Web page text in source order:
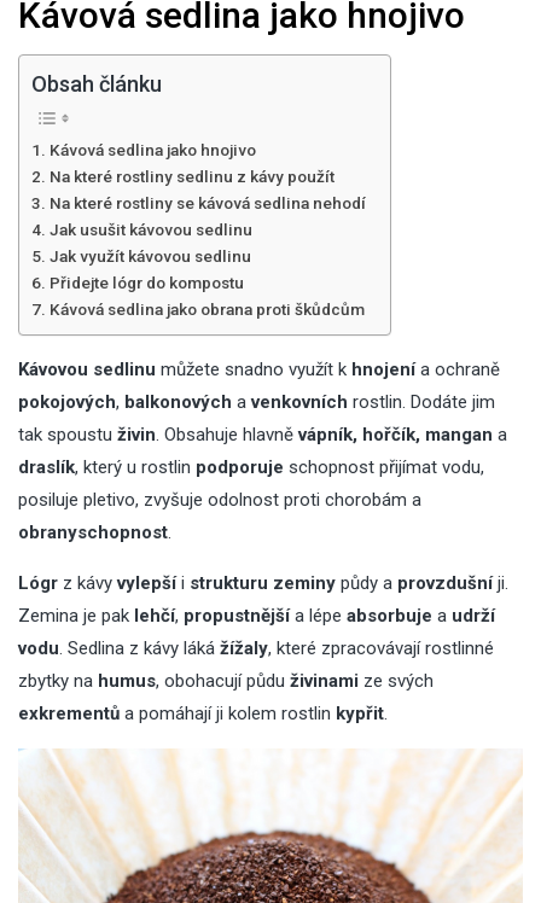
Kávová sedlina jako hnojivo
Obsah článku
Kávová sedlina jako hnojivo
Na které rostliny sedlinu z kávy použít
Na které rostliny se kávová sedlina nehodí
Jak usušit kávovou sedlinu
Jak využít kávovou sedlinu
Přidejte lógr do kompostu
Kávová sedlina jako obrana proti škůdcům
Kávovou sedlinu můžete snadno využít k hnojenía ochraně
pokojových, balkonových avenkovních rostlin. Dodáte jim
tak spoustu živin. Obsahuje hlavněvápník, hořčík, mangan a
draslík, který u rostlin podporuje schopnost přijímat vodu,
posiluje pletivo, zvyšuje odolnost proti chorobám a
obranyschopnost.
Lógr z kávyvylepšíi strukturu zeminy půdy a provzdušníji.
Zemina je pak lehčí, propustnějšía lépe absorbuje a udrží
vodu. Sedlina z kávy láká žížaly, které zpracovávají rostlinné
zbytky na humus, obohacují půdu živinami ze svých
exkrementů a pomáhají ji kolem rostlin kypřit.